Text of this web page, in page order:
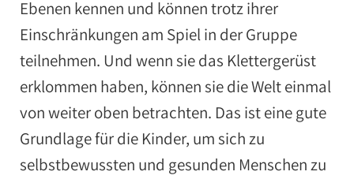
Ebenen kennen und können trotz ihrer
Einschränkungen am Spiel in der Gruppe
teilnehmen. Und wenn sie das Klettergerüst
erklommen haben, können sie die Welt einmal
von weiter oben betrachten. Das ist eine gute
Grundlage für die Kinder, um sich zu
selbstbewussten und gesunden Menschen zu